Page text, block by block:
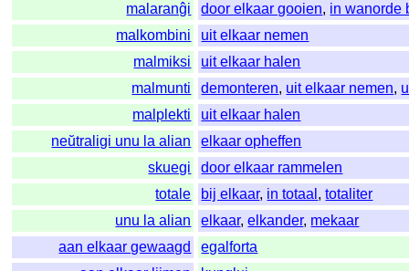
malaranĝi
door elkaar gooien, in wanorde
malkombini
uit elkaar nemen
malmiksi
uit elkaar halen
malmunti
demonteren, uit elkaar nemen,
malplekti
uit elkaar halen
neŭtraligi unu la alian
elkaar opheffen
skuegi
door elkaar rammelen
totale
bij elkaar, in totaal ,totaliter
unu la alian
elkaar,elkander, mekaar
aan elkaar gewaagd
egalforta